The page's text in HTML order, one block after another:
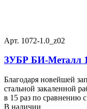
Арт. 1072-1.0_z02
ЗУБР БИ-Металл
Благодаря новейшей
стальной закаленной
в 15 раз по сравнению
В наличии